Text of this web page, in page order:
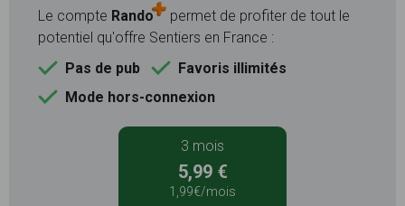
Le compte Rando
permet de profiter de tout le
potentiel qu'offre Sentiers en France :
Pas de pub
Favoris illimités
Mode hors-connexion
3 mois
5,99 €
1,99€/mois